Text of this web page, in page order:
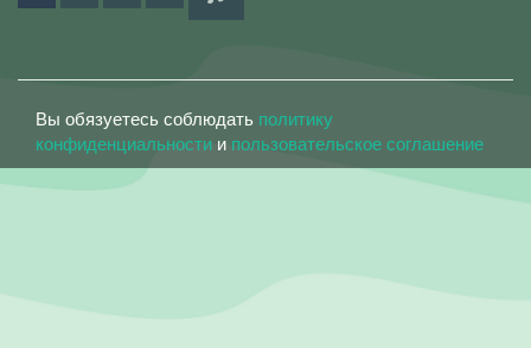
Вы обязуетесь соблюдать политику
конфиденциальности и пользовательское соглашение